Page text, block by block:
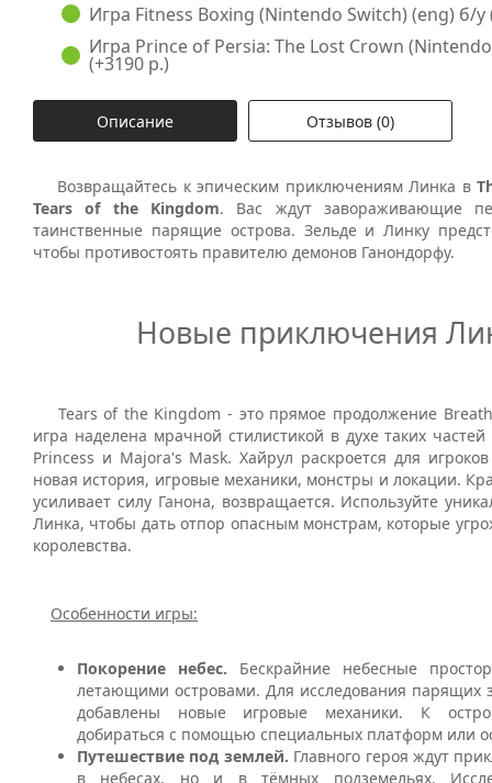
Игра Fitness Boxing (Nintendo Switch) (eng) б/у
Игра Prince of Persia: The Lost Crown
(+3190 р.)
Описание Отзывов (0)
Возвращайтесь к эпическим приключениям Линка в
Tears of the Kingdom. Вас ждут завораживающие
таинственные парящие острова. Зельде и Линку
чтобы противостоять правителю демонов Ганондорфу.
Новые приключения
Tears of the Kingdom - это прямое продолжение Breath
игра наделена мрачной стилистикой в духе таких
Princess и Majora's Mask. Хайрул раскроется для
новая история, игровые механики, монстры и локации.
усиливает силу Ганона, возвращается. Используйте
Линка, чтобы дать отпор опасным монстрам, которые
королевства.
Особенности игры:
Покорение небес. Бескрайние небесные
летающими островами. Для исследования парящих
добавлены новые игровые механики. К
добираться с помощью специальных платформ или
Путешествие под землей. Главного героя ждут
в небесах, но и в тёмных подземельях.